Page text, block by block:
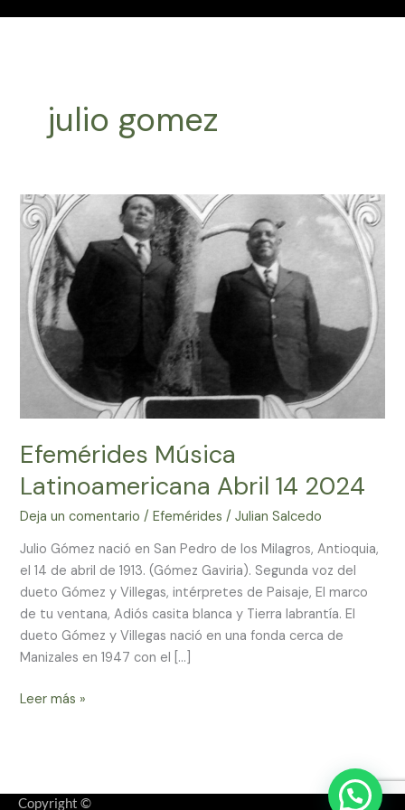
julio gomez
Efemérides Música
Latinoamericana Abril 14 2024
Deja un comentario /Efemérides /Julian Salcedo
Julio Gómez nació en San Pedro de los Milagros, Antioquia,
el 14 de abril de 1913. (Gómez Gaviria). Segunda voz del
dueto Gómez y Villegas, intérpretes de Paisaje, El marco
de tu ventana, Adiós casita blanca y Tierra labrantía. El
dueto Gómez y Villegas nació en una fonda cerca de
Manizales en 1947 con el […]
Efemérides
Música
Latinoamericana
Abril
14
2024
Leer más »
Copyright ©